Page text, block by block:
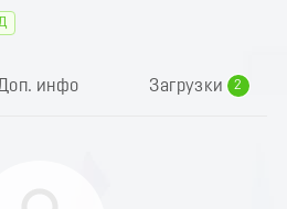
инфо Загрузки
2